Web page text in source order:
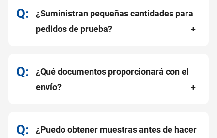
¿Suministran pequeñas cantidades para
pedidos de prueba?
¿Qué documentos proporcionará con el
envío?
¿Puedo obtener muestras antes de hacer